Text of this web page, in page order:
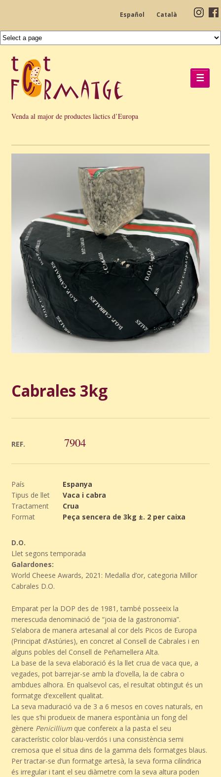
Español Català
Venda al major de productes làctics d’Europa
☰
Cabrales 3kg
REF. 7904
País
Espanya
Tipus de llet
Vaca i cabra
Tractament
Crua
Format
Peça sencera de 3kg ±. 2 per caixa
D.O.
Llet segons temporada
Galardones:
World Cheese Awards, 2021: Medalla d’or, categoria Millor
Cabrales D.O.
Emparat per la DOP des de 1981, també posseeix la
merescuda denominació de “joia de la gastronomia”.
S’elabora de manera artesanal al cor dels Picos de Europa
(Principat d’Astúries), en concret al Consell de Cabrales i en
alguns pobles del Consell de Peñamellera Alta.
La base de la seva elaboració és la llet crua de vaca que, a
vegades, pot barrejar-se amb la d’ovella, la de cabra o
ambdues alhora. En qualsevol cas, el resultat obtingut és un
formatge d’excel·lent qualitat.
La seva maduració va de 3 a 6 mesos en coves naturals, en
les que s’hi produeix de manera espontània un fong del
gènere Penicilliumque confereix a la pasta el seu
característic color blau-verdós i una consistència semi
cremosa que el situa dins de la gamma dels formatges blaus.
Per tractar-se d’un formatge artesà, la seva forma cilíndrica
és irregular i tant el seu diàmetre com la seva altura poden